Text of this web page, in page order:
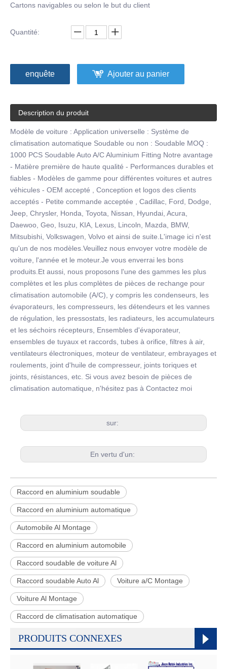
Cartons navigables ou selon le but du client
Quantité:
enquête Ajouter au panier
Description du produit
Modèle de voiture : Application universelle : Système de
climatisation automatique Soudable ou non : Soudable MOQ :
1000 PCS Soudable Auto A/C Aluminium Fitting Notre avantage
- Matière première de haute qualité - Performances durables et
fiables - Modèles de gamme pour différentes voitures et autres
véhicules - OEM accepté , Conception et logos des clients
acceptés - Petite commande acceptée , Cadillac, Ford, Dodge,
Jeep, Chrysler, Honda, Toyota, Nissan, Hyundai, Acura,
Daewoo, Geo, Isuzu, KIA, Lexus, Lincoln, Mazda, BMW,
Mitsubishi, Volkswagen, Volvo et ainsi de suite.L'image ici n'est
qu'un de nos modèles.Veuillez nous envoyer votre modèle de
voiture, l'année et le moteur.Je vous enverrai les bons
produits.Et aussi, nous proposons l'une des gammes les plus
complètes et les plus complètes de pièces de rechange pour
climatisation automobile (A/C), y compris les condenseurs, les
évaporateurs, les compresseurs, les détendeurs et les vannes
de régulation, les pressostats, les radiateurs, les accumulateurs
et les séchoirs récepteurs, Ensembles d'évaporateur,
ensembles de tuyaux et raccords, tubes à orifice, filtres à air,
ventilateurs électroniques, moteur de ventilateur, embrayages et
roulements, joint d'huile de compresseur, joints toriques et
joints, résistances, etc. Si vous avez besoin de pièces de
climatisation automatique, n'hésitez pas à Contactez moi
sur:
En vertu d'un:
Raccord en aluminium soudable
Raccord en aluminium automatique
Automobile Al Montage
Raccord en aluminium automobile
Raccord soudable de voiture Al
Raccord soudable Auto Al Voiture a/C Montage
Voiture Al Montage
Raccord de climatisation automatique
PRODUITS CONNEXES